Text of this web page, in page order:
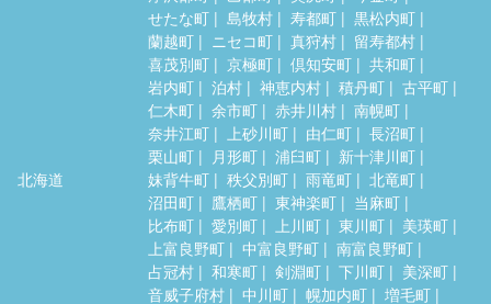
北海道
せたな町
島牧村 寿都町
黒松内町
蘭越町
ニセコ町 真狩村
留寿都村
喜茂別町
京極町 倶知安町
共和町
岩内町
泊村 神恵内村 積丹町
古平町
仁木町
余市町 赤井川村
南幌町
奈井江町
上砂川町 由仁町
長沼町
栗山町
月形町 浦臼町
新十津川町
妹背牛町
秩父別町 雨竜町
北竜町
沼田町
鷹栖町 東神楽町
当麻町
比布町
愛別町 上川町 東川町
美瑛町
上富良野町
中富良野町
南富良野町
占冠村
和寒町 剣淵町 下川町
美深町
音威子府村
中川町 幌加内町
増毛町